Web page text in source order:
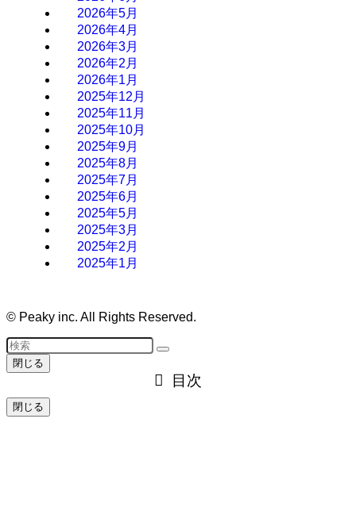
2026年5月
2026年4月
2026年3月
2026年2月
2026年1月
2025年12月
2025年11月
2025年10月
2025年9月
2025年8月
2025年7月
2025年6月
2025年5月
2025年3月
2025年2月
2025年1月
© Peaky inc. All Rights Reserved.
閉じる
目次
閉じる